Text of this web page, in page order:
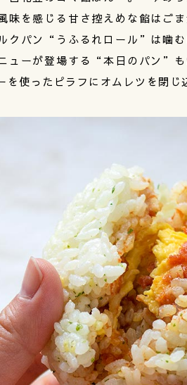
味を感じる甘さ控えめな餡はご
クパン“うふるれロール”は噛む
ューが登場する“本日のパン”
を使ったピラフにオムレツを閉